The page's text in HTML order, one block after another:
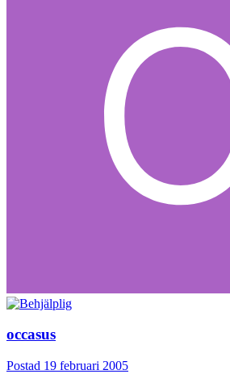
occasus
Postad 19 februari 2005